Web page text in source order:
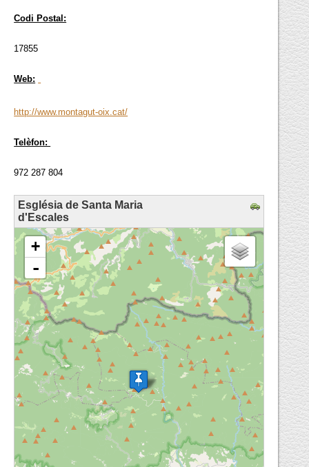
Codi Postal:
17855
Web:
http://www.montagut-oix.cat/
Telèfon:
972 287 804
Església de Santa Maria
d'Escales
loading map - please wait...
+
-